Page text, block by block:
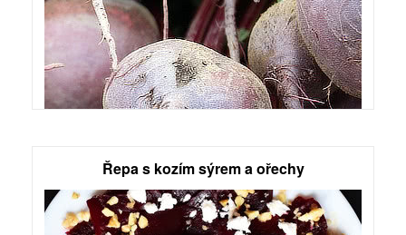
Řepa s kozím sýrem a ořechy